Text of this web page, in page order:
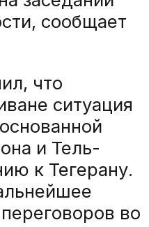
сообщает
что
ситуация
и Тель-
к Тегерану.
во